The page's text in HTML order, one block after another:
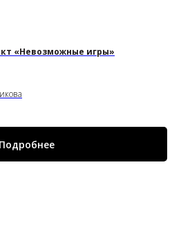
«Невозможные игры»
Подробнее